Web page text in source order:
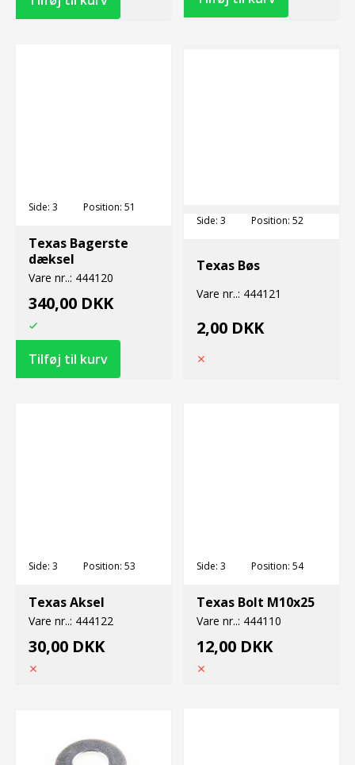
Side: 3 Position: 51
Texas Bagerste
dæksel
Vare nr..: 444120
340,00 DKK
Side: 3 Position: 52
Texas Bøs
Vare nr..: 444121
2,00 DKK
Side: 3 Position: 53
Texas Aksel
Vare nr..: 444122
30,00 DKK
Side: 3 Position: 54
Texas Bolt M10x25
Vare nr..: 444110
12,00 DKK